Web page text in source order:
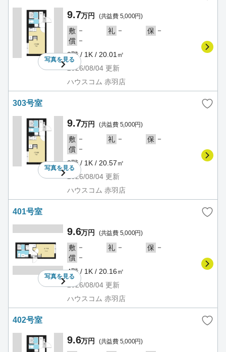
写真を見る
9.7万円 (共益費 5,000円)
敷 － 礼 － 保 －
償 －
3階 / 1K / 20.01㎡
2026/08/04 更新
ハウスコム 赤羽店
303号室
写真を見る
9.7万円 (共益費 5,000円)
敷 － 礼 － 保 －
償 －
3階 / 1K / 20.57㎡
2026/08/04 更新
ハウスコム 赤羽店
401号室
写真を見る
9.6万円 (共益費 5,000円)
敷 － 礼 － 保 －
償 －
4階 / 1K / 20.16㎡
2026/08/04 更新
ハウスコム 赤羽店
402号室
9.6万円 (共益費 5,000円)